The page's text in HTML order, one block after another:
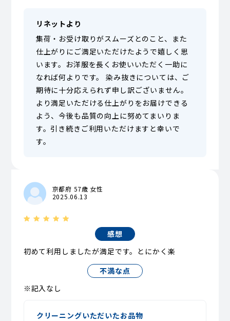
リネットより
集荷・お受け取りがスムーズとのこと、また
仕上がりにご満足いただけたようで嬉しく思
います。お洋服を長くお使いいただく一助に
なれば何よりです。 染み抜きについては、ご
期待に十分応えられず申し訳ございません。
より満足いただける仕上がりをお届けできる
よう、今後も品質の向上に努めてまいりま
す。引き続きご利用いただけますと幸いで
す。
京都府 57歳 女性
2025.06.13
感想
初めて利用しましたが満足です。とにかく楽
不満な点
※記入なし
クリーニングいただいたお品物